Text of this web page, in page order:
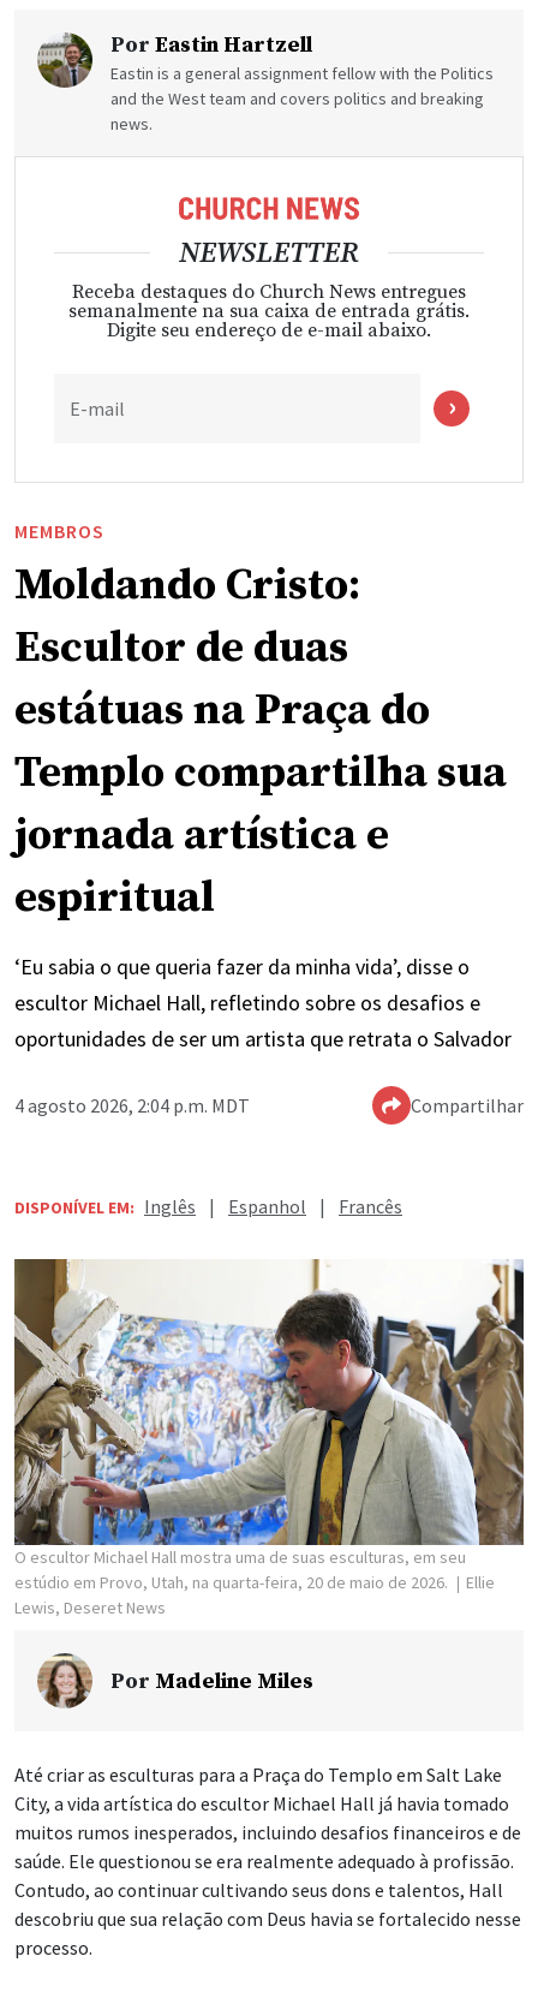
Por Eastin Hartzell
Eastin is a general assignment fellow with the Politics
and the West team and covers politics and breaking
news.
NEWSLETTER
Receba destaques do Church News entregues
semanalmente na sua caixa de entrada grátis.
Digite seu endereço de e-mail abaixo.
E-mail
MEMBROS
Moldando Cristo:
Escultor de duas
estátuas na Praça do
Templo compartilha sua
jornada artística e
espiritual
‘Eu sabia o que queria fazer da minha vida’, disse o
escultor Michael Hall, refletindo sobre os desafios e
oportunidades de ser um artista que retrata o Salvador
4 agosto 2026, 2:04 p.m. MDT Compartilhar
DISPONÍVEL EM: Inglês | Espanhol | Francês
O escultor Michael Hall mostra uma de suas esculturas, em seu
estúdio em Provo, Utah, na quarta-feira, 20 de maio de 2026.
Ellie
Lewis, Deseret News
Por Madeline Miles
Até criar as esculturas para a Praça do Templo em Salt Lake
City, a vida artística do escultor Michael Hall já havia tomado
muitos rumos inesperados, incluindo desafios financeiros e de
saúde. Ele questionou se era realmente adequado à profissão.
Contudo, ao continuar cultivando seus dons e talentos, Hall
descobriu que sua relação com Deus havia se fortalecido nesse
processo.